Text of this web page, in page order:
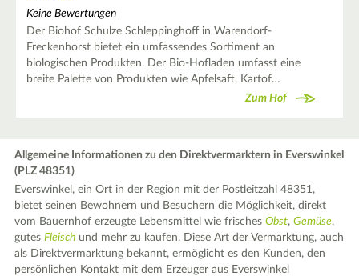
Keine Bewertungen
Der Biohof Schulze Schleppinghoff in Warendorf-
Freckenhorst bietet ein umfassendes Sortiment an
biologischen Produkten. Der Bio-Hofladen umfasst eine
breite Palette von Produkten wie Apfelsaft, Kartof…
Zum Hof
Allgemeine Informationen zu den Direktvermarktern in Everswinkel
(PLZ 48351)
Everswinkel, ein Ort in der Region mit der Postleitzahl 48351,
bietet seinen Bewohnern und Besuchern die Möglichkeit, direkt
vom Bauernhof erzeugte Lebensmittel wie frischesObst,Gemüse,
gutesFleisch und mehr zu kaufen. Diese Art der Vermarktung, auch
als Direktvermarktung bekannt, ermöglicht es den Kunden, den
persönlichen Kontakt mit dem Erzeuger aus Everswinkel